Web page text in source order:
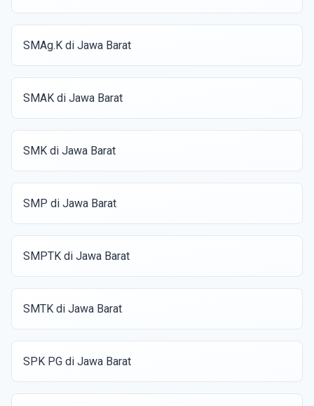
SMAg.K di Jawa Barat
SMAK di Jawa Barat
SMK di Jawa Barat
SMP di Jawa Barat
SMPTK di Jawa Barat
SMTK di Jawa Barat
SPK PG di Jawa Barat